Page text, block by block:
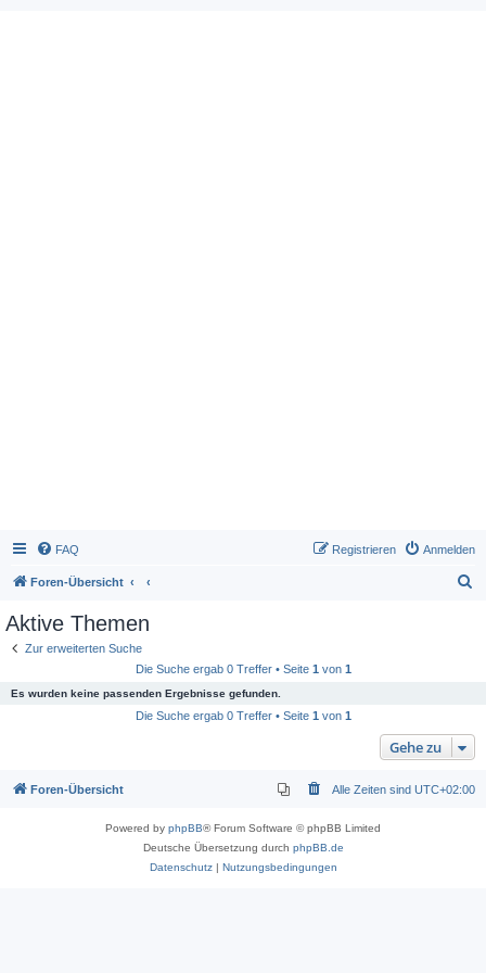
FAQ Anmelden
Registrieren
Foren-Übersicht
Aktive Themen
Zur erweiterten Suche
Die Suche ergab 0 Treffer • Seite 1 von 1
Es wurden keine passenden Ergebnisse gefunden.
Die Suche ergab 0 Treffer • Seite 1 von 1
Gehe zu
Foren-Übersicht Alle Zeiten sind UTC+02:00
Powered by phpBB® Forum Software © phpBB Limited
Deutsche Übersetzung durch phpBB.de
Datenschutz| Nutzungsbedingungen